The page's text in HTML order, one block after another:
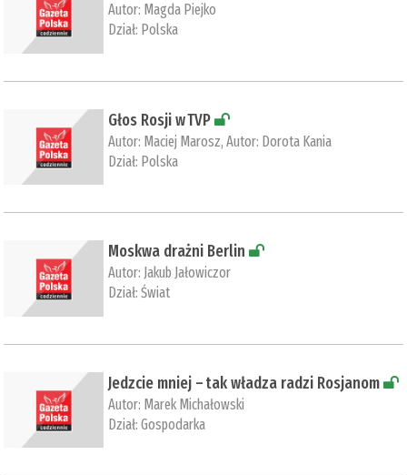
Autor: Magda Piejko
Dział: Polska
Głos Rosji w TVP
Autor: Maciej Marosz, Autor: Dorota Kania
Dział: Polska
Moskwa drażni Berlin
Autor: Jakub Jałowiczor
Dział:Świat
Jedzcie mniej – tak władza radzi Rosjanom
Autor: Marek Michałowski
Dział:Gospodarka